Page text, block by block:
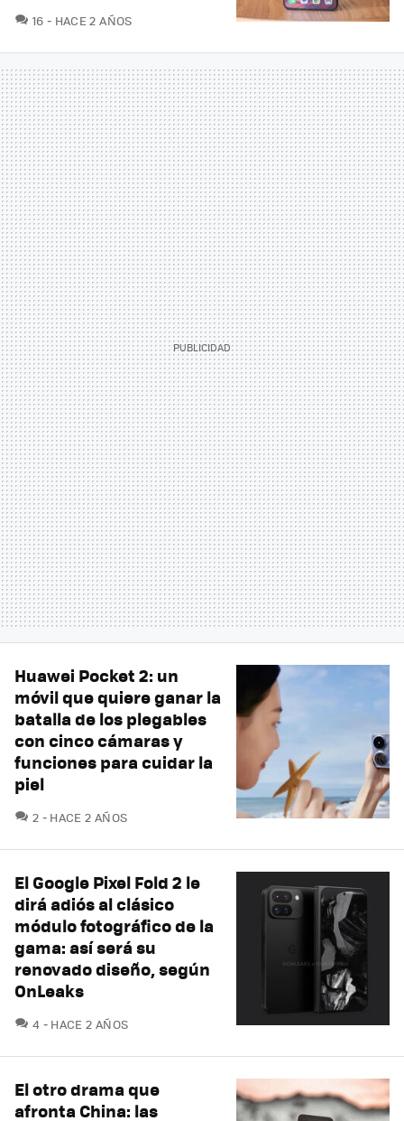
16 COMENTARIOS
HACE 2 AÑOS
Huawei Pocket 2: un
móvil que quiere ganar la
batalla de los plegables
con cinco cámaras y
funciones para cuidar la
piel
2 COMENTARIOS
HACE 2 AÑOS
El Google Pixel Fold 2 le
dirá adiós al clásico
módulo fotográfico de la
gama: así será su
renovado diseño, según
OnLeaks
4 COMENTARIOS
HACE 2 AÑOS
El otro drama que
afronta China: las